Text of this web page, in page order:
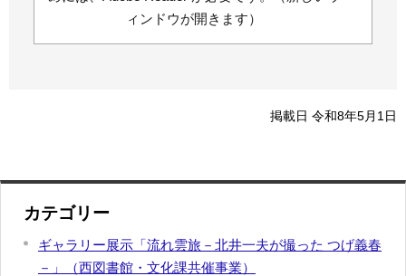
ィンドウが開きます）
掲載日 令和8年5月1日
カテゴリー
ギャラリー展示「流れ雲旅－北井一夫が撮った つげ義春
－」（西図書館・文化課共催事業）